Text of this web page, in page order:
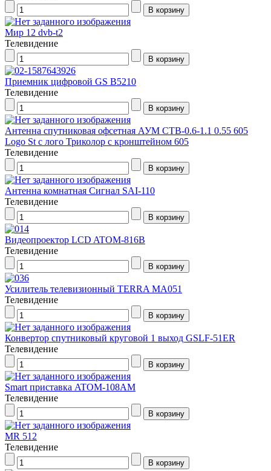
Мир 12 dvb-t2
Телевидение
Приемник цифровой GS В5210
Телевидение
Антенна спутниковая офсетная АУМ CTB-0.6-1.1 0.55 605
Logo St с лого Триколор с кронштейном 605
Телевидение
Антенна комнатная Сигнал SAI-110
Телевидение
Видеопроектор LCD ATOM-816B
Телевидение
Усилитель телевизионный TERRA MA051
Телевидение
Конвертор спутниковый круговой 1 выход GSLF-51ER
Телевидение
Smart приставка ATOM-108AM
Телевидение
MR 512
Телевидение